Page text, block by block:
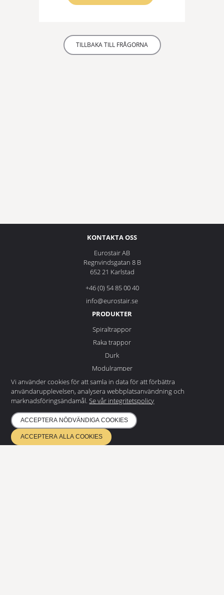
TILLBAKA TILL FRÅGORNA
KONTAKTA OSS
Eurostair AB
Regnvindsgatan 8 B
652 21 Karlstad
+46 (0) 54 85 00 40
info@eurostair.se
PRODUKTER
Spiraltrappor
Raka trappor
Durk
Modulramper
DOKUMENTATION
Integritetspolicy
NYHETSBREV
Prenumerera på vårt nyhetsbrev
och få de senaste nyheterna
Vi använder cookies för att samla in data för att förbättra
användarupplevelsen, analysera webbplatsanvändning och
marknadsföringsändamål. Se vår integritetspolicy
ACCEPTERA NÖDVÄNDIGA COOKIES
ACCEPTERA ALLA COOKIES